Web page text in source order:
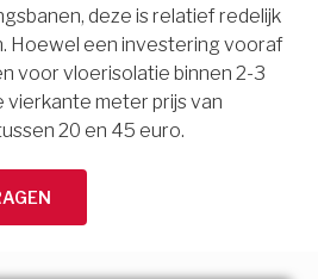
deze is relatief redelijk
Hoewel een investering vooraf
voor vloerisolatie binnen 2-3
vierkante meter prijs van
20 en 45 euro.